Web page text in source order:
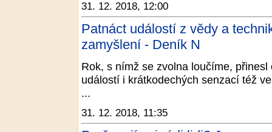
31. 12. 2018, 12:00
Patnáct událostí z vědy a
zamyšlení - Deník N
Rok, s nímž se zvolna loučíme,
událostí i krátkodechých senzací též
...
31. 12. 2018, 11:35